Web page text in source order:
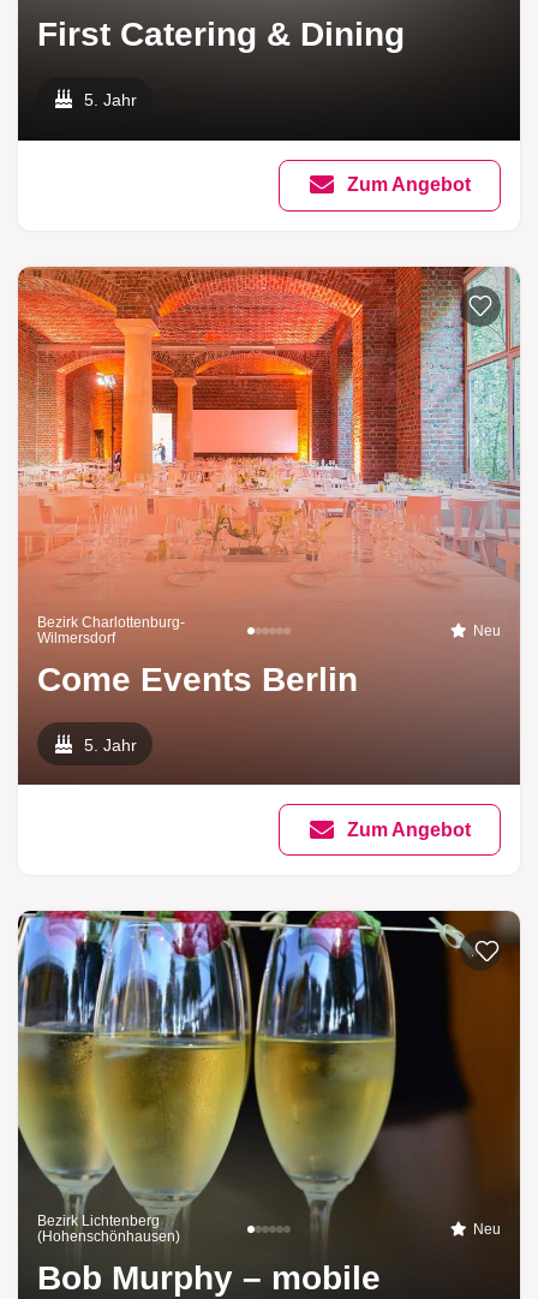
First Catering & Dining
5. Jahr
Zum Angebot
Bezirk Charlottenburg-
Wilmersdorf
Neu
Come Events Berlin
5. Jahr
Zum Angebot
Zur
Bezirk Lichtenberg
(Hohenschönhausen)
Neu
Bob Murphy – mobile